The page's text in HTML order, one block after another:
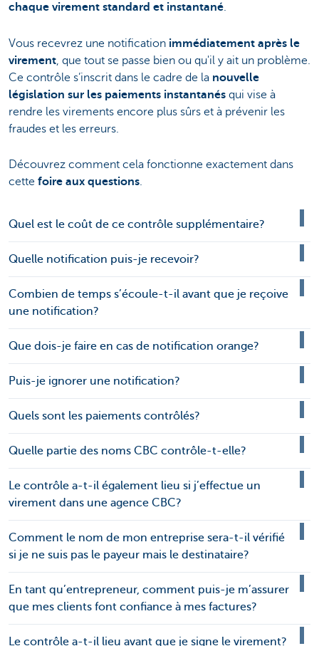
chaque virement standard et instantané.
Vous recevrez une notification immédiatement après le
virement , que tout se passe bien ou qu'il y ait un problème.
Ce contrôle s’inscrit dans le cadre de la nouvelle
législation sur les paiements instantanés qui vise à
rendre les virements encore plus sûrs et à prévenir les
fraudes et les erreurs.
Découvrez comment cela fonctionne exactement dans
cette foire aux questions.
Quel est le coût de ce contrôle supplémentaire?
Quelle notification puis-je recevoir?
Combien de temps s’écoule-t-il avant que je reçoive
une notification?
Que dois-je faire en cas de notification orange?
Puis-je ignorer une notification?
Quels sont les paiements contrôlés?
Quelle partie des noms CBC contrôle-t-elle?
Le contrôle a-t-il également lieu si j’effectue un
virement dans une agence CBC?
Comment le nom de mon entreprise sera-t-il vérifié
si je ne suis pas le payeur mais le destinataire?
En tant qu’entrepreneur, comment puis-je m’assurer
que mes clients font confiance à mes factures?
Le contrôle a-t-il lieu avant que je signe le virement?